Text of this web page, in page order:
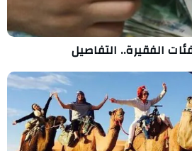
الفقيرة.. التفاصيل